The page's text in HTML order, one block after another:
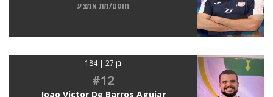
חוסם/מת אמצע
בן 27 | 184
#12
Joao Victor De Barros Aguiar